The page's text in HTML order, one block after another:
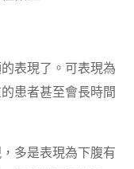
表現了。可表現為
患者甚至會長時間
多是表現為下腹有